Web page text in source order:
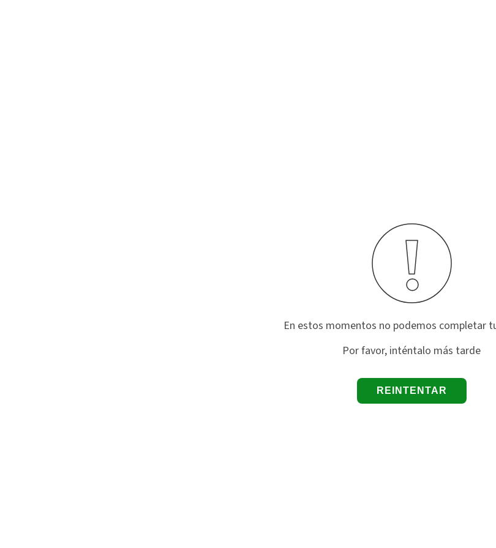
En estos momentos no podemos completar
Por favor, inténtalo más tarde
REINTENTAR